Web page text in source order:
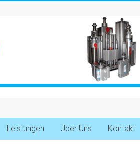
Leistungen Über Uns Kontakt